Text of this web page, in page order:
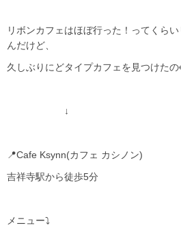
リボンカフェはほぼ行った！ってくら
んだけど、
久しぶりにどタイプカフェを見つけたの
↓
📍Cafe Ksynn(カフェ カシノン)
吉祥寺駅から徒歩5分
メニュー⤵️